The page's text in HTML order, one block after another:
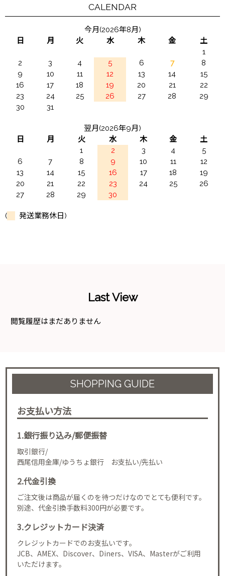
CALENDAR
今月(2026年8月)
日
月 火 水 木 金
土
1
2
3 4 5 6 7
8
9
10 11 12 13 14
15
16
17 18 19 20 21
22
23
24 25 26 27 28
29
30
31
翌月(2026年9月)
日
月 火 水 木 金
土
1
2 3 4
5
6
7 8 9 10 11
12
13
14 15 16 17 18
19
20
21 22 23 24 25
26
27
28 29 30
( 発送業務休日)
Last View
閲覧履歴はまだありません
SHOPPING GUIDE
お支払い方法
1.銀行振り込み/郵便振替
取引銀行/
西尾信用金庫/ゆうちょ銀行 お支払い/先払い
2.代金引換
ご注文後は商品が届くのを待つだけなのでとても便利です。
別途、代金引換手数料300円が必要です。
3.クレジットカード決済
クレジットカードでのお支払いです。
JCB、AMEX、Discover、Diners、VISA、Masterがご利用
いただけます。